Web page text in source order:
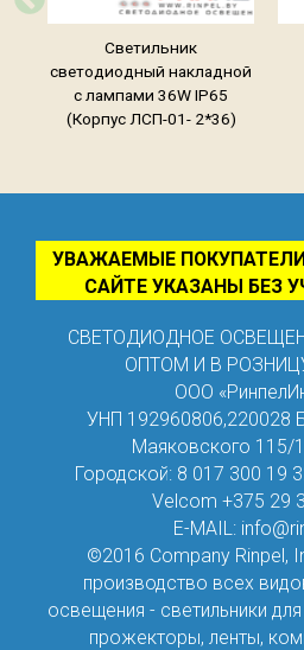
Светильник
светодиодный накладной
с лампами 36W IP65
(Корпус ЛСП-01- 2*36)
УВАЖАЕМЫЕ
САЙТЕ УКАЗАНЫ БЕЗ
СВЕТОДИОДНОЕ
ОПТОМ И В
ООО
УНП 192960806,220028
Маяковского 115/1
Городской: 8 017 300 19
Velcom +375 29
E-MAIL:
©2016 Company Rinpel,
производство всех
освещения - светильники
прожекторы, ленты,